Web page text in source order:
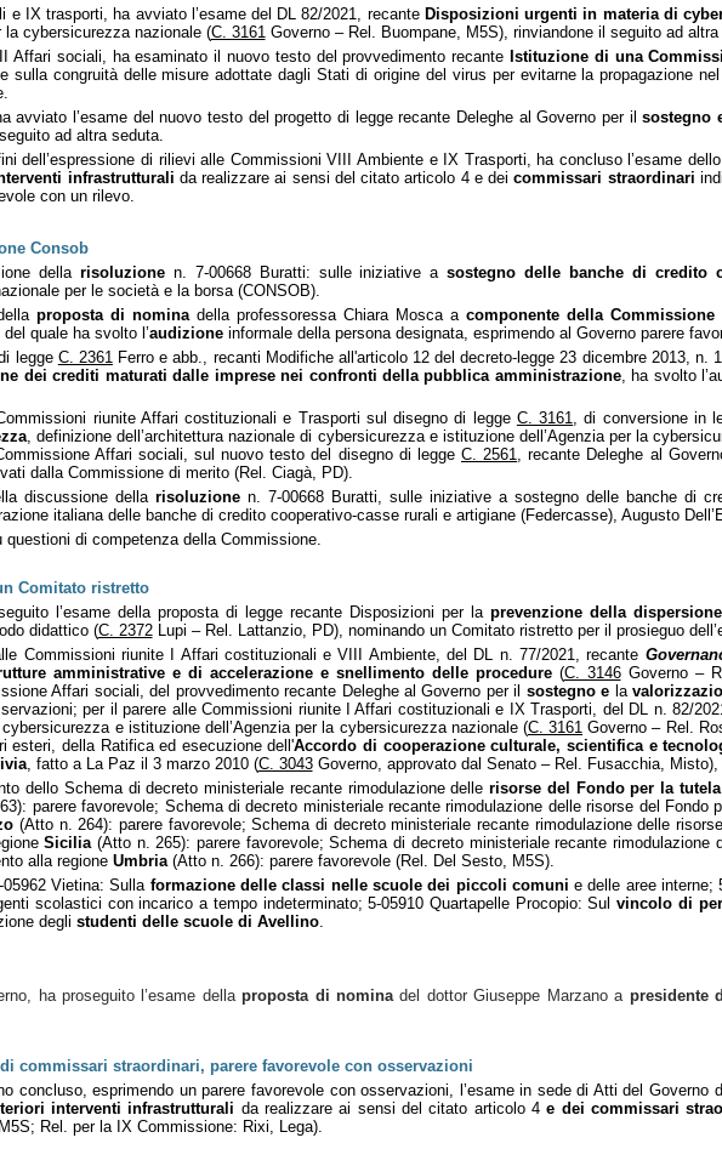
IX trasporti, ha avviato l’esame del DL 82/2021, recante Disposizioni urgenti in materia di
cybersicurezza nazionale (C. 3161Governo – Rel. Buompane, M5S), rinviandone il seguito ad altra
Affari sociali, ha esaminato il nuovo testo del provvedimento recante Istituzione di una
sulla congruità delle misure adottate dagli Stati di origine del virus per evitarne la propagazione
avviato l’esame del nuovo testo del progetto di legge recante Deleghe al Governo per ilsostegno
ad altra seduta.
dell’espressione di rilievi alle Commissioni VIII Ambiente e IX Trasporti, ha concluso l’esame
infrastrutturali da realizzare ai sensi del citato articolo 4 e deicommissari straordinari
con un rilevo.
Consob
della risoluzionen. 7-00668 Buratti: sulle iniziative asostegno delle banche di credito
per le società e la borsa (CONSOB).
proposta di nominadella professoressa Chiara Mosca a componente della
quale ha svolto l’audizioneinformale della persona designata, esprimendo al Governo parere
legge C. 2361Ferro e abb., recanti Modifiche all'articolo 12 del decreto-legge 23 dicembre 2013, n.
dei crediti maturati dalle imprese nei confronti della pubblica amministrazione, ha svolto
riunite Affari costituzionali e Trasporti sul disegno di legge C. 3161, di conversione in
, definizione dell’architettura nazionale di cybersicurezza e istituzione dell’Agenzia per la
Affari sociali, sul nuovo testo del disegno di legge C. 2561, recante Deleghe al
dalla Commissione di merito (Rel. Ciagà, PD).
discussione dellarisoluzione n. 7-00668 Buratti, sulle iniziative a sostegno delle banche di
italiana delle banche di credito cooperativo-casse rurali e artigiane (Federcasse), Augusto
di competenza della Commissione.
Comitato ristretto
l’esame della proposta di legge recante Disposizioni per la prevenzione della
didattico (C. 2372Lupi – Rel. Lattanzio, PD), nominando un Comitato ristretto per il prosieguo
Commissioni riunite I Affari costituzionali e VIII Ambiente, del DL n. 77/2021, recante
amministrative e di accelerazione e snellimento delle procedure(C. 3146Governo –
Affari sociali, del provvedimento recante Deleghe al Governo per il sostegno e la
per il parere alle Commissioni riunite I Affari costituzionali e IX Trasporti, del DL n. 82/
e istituzione dell’Agenzia per la cybersicurezza nazionale (C. 3161 Governo – Rel.
esteri, della Ratifica ed esecuzione dell'Accordo di cooperazione culturale, scientifica e
, fatto a La Paz il 3 marzo 2010 (C. 3043Governo, approvato dal Senato – Rel. Fusacchia, Misto),
dello Schema di decreto ministeriale recante rimodulazione dellerisorse del Fondo per la
parere favorevole; Schema di decreto ministeriale recante rimodulazione delle risorse del Fondo
(Atto n. 264): parere favorevole; Schema di decreto ministeriale recante rimodulazione delle
Sicilia(Atto n. 265): parere favorevole; Schema di decreto ministeriale recante rimodulazione
alla regione Umbria(Atto n. 266): parere favorevole (Rel. Del Sesto, M5S).
05962 Vietina: Sulla formazione delle classi nelle scuole dei piccoli comuni e delle aree
scolastici con incarico a tempo indeterminato; 5-05910 Quartapelle Procopio: Sulvincolo di
degli studenti delle scuole di Avellino.
ha proseguito l’esame dellaproposta di nominadel dottor Giuseppe Marzano a presidente
commissari straordinari, parere favorevole con osservazioni
concluso, esprimendo un parere favorevole con osservazioni, l’esame in sede di Atti del Governo
interventi infrastrutturali da realizzare ai sensi del citato articolo 4e dei commissari
Rel. per la IX Commissione: Rixi, Lega).